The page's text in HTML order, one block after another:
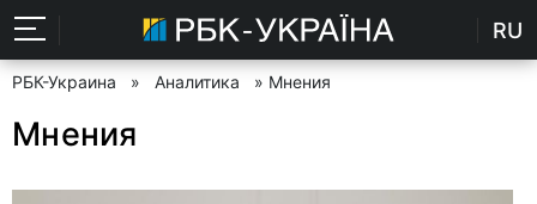
RU
РБК-Украина » Аналитика » Мнения
Мнения